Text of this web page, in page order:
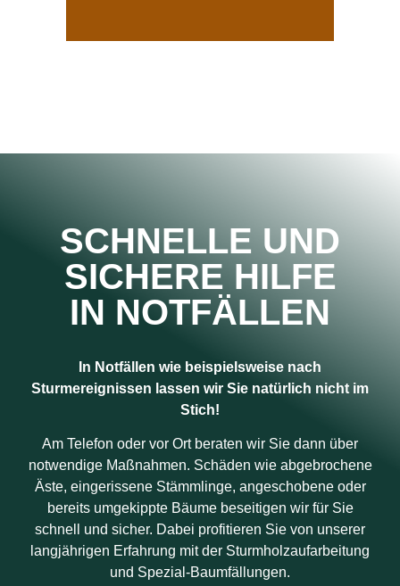
SCHNELLE UND
SICHERE HILFE
IN NOTFÄLLEN
In Notfällen wie beispielsweise nach
Sturmereignissen lassen wir Sie natürlich nicht im
Stich!
Am Telefon oder vor Ort beraten wir Sie dann über
notwendige Maßnahmen. Schäden wie abgebrochene
Äste, eingerissene Stämmlinge, angeschobene oder
bereits umgekippte Bäume beseitigen wir für Sie
schnell und sicher. Dabei profitieren Sie von unserer
langjährigen Erfahrung mit der Sturmholzaufarbeitung
und Spezial-Baumfällungen.